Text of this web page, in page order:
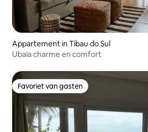
Appartement in Tibau do Sul
Ubaia charme en comfort
Favoriet van gasten
Favoriet van gasten